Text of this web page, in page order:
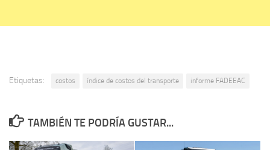
Etiquetas: costos índice de costos del transporte informe FADEEAC
TAMBIÉN TE PODRÍA GUSTAR...